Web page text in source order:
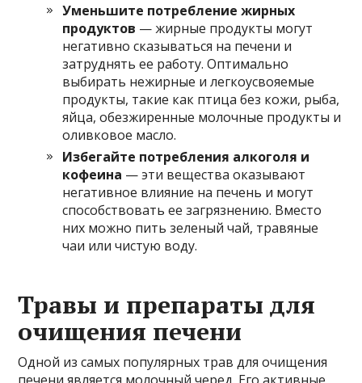
Уменьшите потребление жирных
продуктов — жирные продукты могут
негативно сказываться на печени и
затруднять ее работу. Оптимально
выбирать нежирные и легкоусвояемые
продукты, такие как птица без кожи, рыба,
яйца, обезжиренные молочные продукты и
оливковое масло.
Избегайте потребления алкоголя и
кофеина — эти вещества оказывают
негативное влияние на печень и могут
способствовать ее загрязнению. Вместо
них можно пить зеленый чай, травяные
чаи или чистую воду.
Травы и препараты для
очищения печени
Одной из самых популярных трав для очищения